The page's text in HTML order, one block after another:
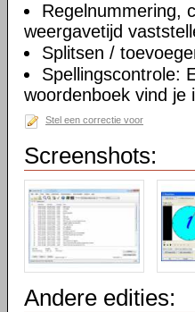
Regelnummering,
weergavetijd
Splitsen /
Spellingscontrole:
woordenboek vind je
Stel een correctie voor
Screenshots:
Andere edities: